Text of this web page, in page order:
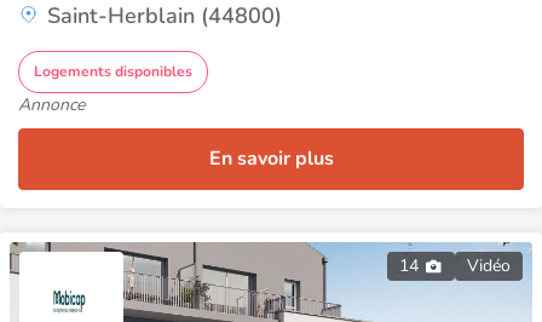
Saint-Herblain (44800)
Logements disponibles
Annonce
En savoir plus
14 Vidéo